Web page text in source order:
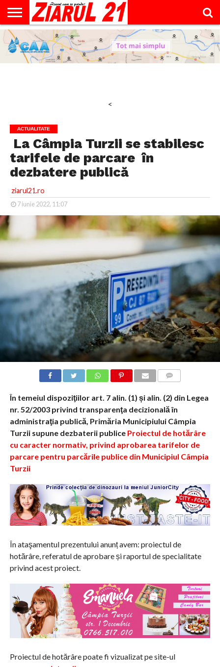
ACTUALITATE
INTERVIU
EDUCAŢIE
LIFESTYLE
& TIMP
LIBER
OPINII
SPORT
ŞTIRI
UTILE
CONTACT
<
ACTUALITATE
La Câmpia Turzii se stabilesc
tarifele de parcare în
dezbatere publică
ziarul21.ro
7 iunie 2022, 11:07
În temeiul dispoziţiilor art. 7 alin. (1) și alin. (2) din Legea
nr. 52/2003 privind transparenţa decizională în
administraţia publică, Primăria Municipiului Câmpia
Turziisupune dezbaterii publice Proiectul de hotărâre
cu caracter normativ, privind aprobarea tarifelor de
parcare pentru parcările publice din Municipiul Câmpia
Turzii
În ataşamentul prezentului anunț avem: proiectul de
hotărâre, referatul de aprobare și raportul de specialitate
privind acest proiect.
Proiectul de hotărâre poate fi vizualizat pe site-ul